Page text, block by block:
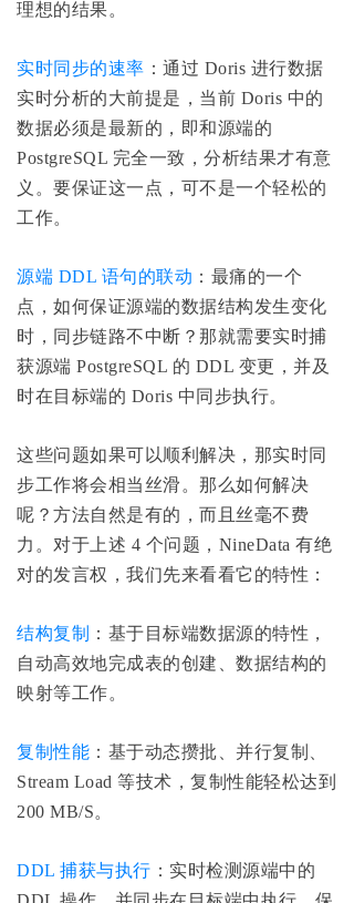
理想的结果。
实时同步的速率 ：通过 Doris 进行数据
实时分析的大前提是，当前 Doris 中的
数据必须是最新的，即和源端的
PostgreSQL 完全一致，分析结果才有意
义。要保证这一点，可不是一个轻松的
工作。
源端 DDL 语句的联动 ：最痛的一个
点，如何保证源端的数据结构发生变化
时，同步链路不中断？那就需要实时捕
获源端 PostgreSQL 的 DDL 变更，并及
时在目标端的 Doris 中同步执行。
这些问题如果可以顺利解决，那实时同
步工作将会相当丝滑。那么如何解决
呢？方法自然是有的，而且丝毫不费
力。对于上述 4 个问题，NineData 有绝
对的发言权，我们先来看看它的特性：
结构复制
：基于目标端数据源的特性，
自动高效地完成表的创建、数据结构的
映射等工作。
复制性能 ：基于动态攒批、并行复制、
Stream Load 等技术，复制性能轻松达到
200 MB/S。
DDL 捕获与执行 ：实时检测源端中的